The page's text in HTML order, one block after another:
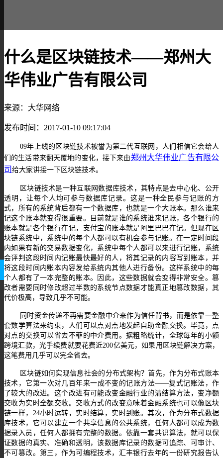
什么是区块链技术——郑州大
华伟业广告有限公司
来源：大华网络
发布时间：2017-01-10 09:17:04
09年上线的区块链技术被誉为第二代互联网，人们相信它会给人
们的生活带来翻天覆地的变化，接下来由郑州大华伟业广告有限公
司 给大家讲接一下区块链技术。
区块链技术是一种互联网数据库技术，其特点是去中心化、公开
透明，让每个人均可参与数据库记录。这是一种全民参与记账的方
式，所有的系统背后都有一个数据库，也就是一个大账本。那么谁来
记这个账本就变得很重要。目前就是谁的系统谁来记账，各个银行的
账本就是各个银行在记，支付宝的账本就是阿里巴巴在记。但现在区
块链系统中，系统中的每个人都可以有机会参与记账。在一定时间段
内如果有新的交易数据变化，系统中每个人都可以来进行记账，系统
会评判这段时间内记账最快最好的人，将其记录的内容写到账本，并
将这段时间内账本内容发给系统内其他人进行备份。这样系统中的每
个人都有了一本完整的账本。因此，这些数据就会变得非常安全。篡
改者需要同时修改超过半数的系统节点数据才能真正地篡改数据，其
代价极高，导致几乎不可能。
同时资金传递不再需要金融中介来作为信任背书，而是依靠一整
套数学算法来约束，人们可以点对点地发起自助金融交换。毕竟，点
对点的交换可以省去不菲的中介费用。据粗略统计，全球每年的小额
跨境汇款，光手续费就要花费近200亿美元，如果用区块链解决方案，
这笔费用几乎可以完全省去。
区块链如何实现信息社会的分布式架构？首先，作为分布式账本
技术，它第一次对几百年来一成不变的记账方法——复式记账法，作
了较大的改进。这个改进有可能改变金融行业的清结算方法，变净额
交收为实时全额交收。交收方式的改变意味着金融系统也可以像区块
链一样，24小时运转，实时结算，实时到账。其次，作为分布式数据
库技术，它可以建立一个共享信息的公共系统，任何人都可以成为数
据录入员，任何人都拥有完整的数据。依靠一套共识算法，就可以保
证数据的真实、准确和透明，该数据库记录的数据可追踪、可审计、
不可篡改。第三，作为可编程技术，汇丰银行去年的一份研究报告认